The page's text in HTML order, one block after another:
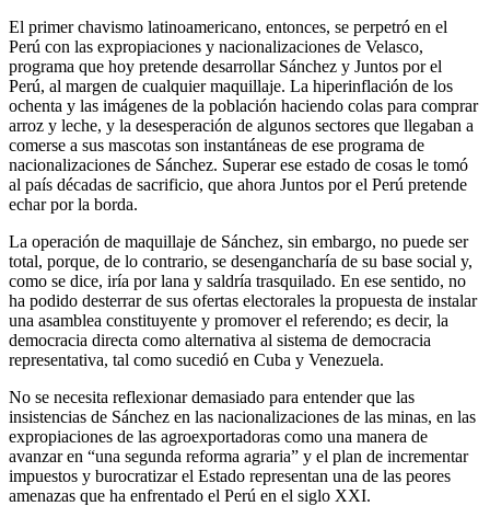
El primer chavismo latinoamericano, entonces, se perpetró en el
Perú con las expropiaciones y nacionalizaciones de Velasco,
programa que hoy pretende desarrollar Sánchez y Juntos por el
Perú, al margen de cualquier maquillaje. La hiperinflación de los
ochenta y las imágenes de la población haciendo colas para comprar
arroz y leche, y la desesperación de algunos sectores que llegaban a
comerse a sus mascotas son instantáneas de ese programa de
nacionalizaciones de Sánchez. Superar ese estado de cosas le tomó
al país décadas de sacrificio, que ahora Juntos por el Perú pretende
echar por la borda.
La operación de maquillaje de Sánchez, sin embargo, no puede ser
total, porque, de lo contrario, se desengancharía de su base social y,
como se dice, iría por lana y saldría trasquilado. En ese sentido, no
ha podido desterrar de sus ofertas electorales la propuesta de instalar
una asamblea constituyente y promover el referendo; es decir, la
democracia directa como alternativa al sistema de democracia
representativa, tal como sucedió en Cuba y Venezuela.
No se necesita reflexionar demasiado para entender que las
insistencias de Sánchez en las nacionalizaciones de las minas, en las
expropiaciones de las agroexportadoras como una manera de
avanzar en “una segunda reforma agraria” y el plan de incrementar
impuestos y burocratizar el Estado representan una de las peores
amenazas que ha enfrentado el Perú en el siglo XXI.